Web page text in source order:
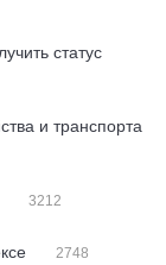
статус
и транспорта
3212
2748